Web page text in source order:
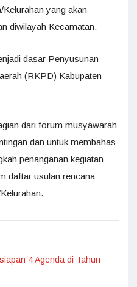
yang akan
diwilayah Kecamatan.
dasar Penyusunan
(RKPD) Kabupaten
dari forum musyawarah
dan untuk membahas
penanganan kegiatan
daftar usulan rencana
4 Agenda di Tahun